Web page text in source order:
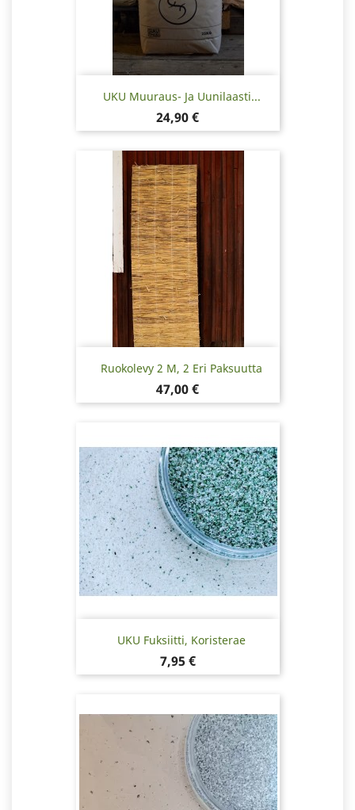
UKU Muuraus- Ja Uunilaasti...
Hinta
24,90 €
Ruokolevy 2 M, 2 Eri Paksuutta
Hinta
47,00 €
UKU Fuksiitti, Koristerae
Hinta
7,95 €